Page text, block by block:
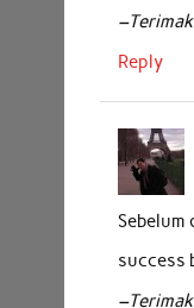
Reply
Sebelum
success